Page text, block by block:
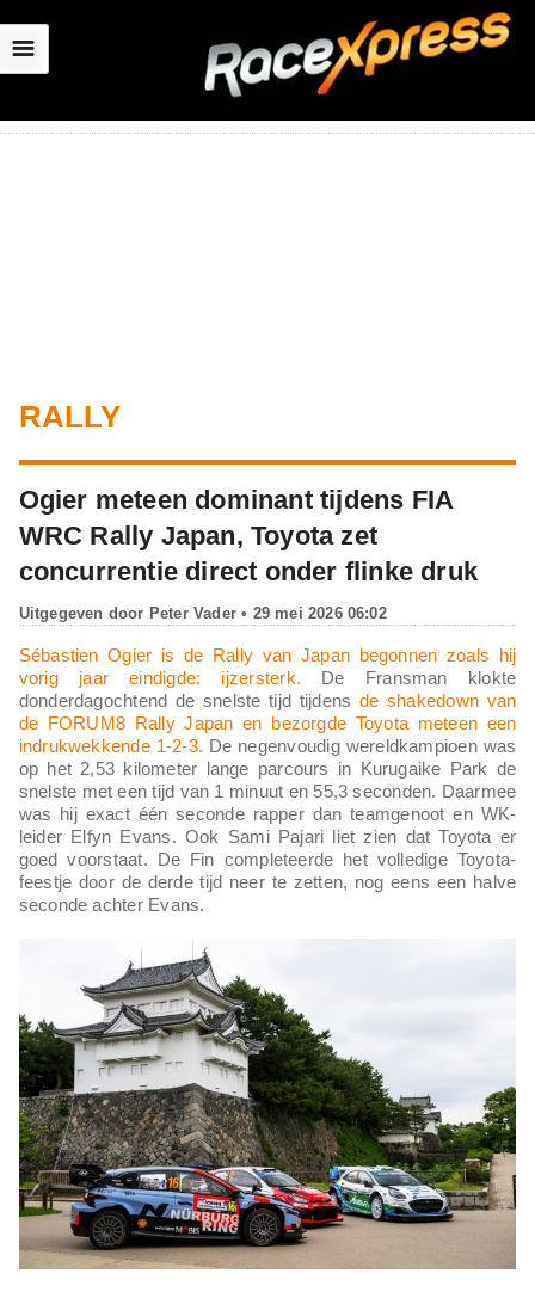
☰
RALLY
Ogier meteen dominant tijdens FIA
WRC Rally Japan, Toyota zet
concurrentie direct onder flinke druk
Uitgegeven door Peter Vader• 29 mei 2026 06:02
Sébastien Ogier is de Rally van Japan begonnen zoals hij
vorig jaar eindigde: ijzersterk. De Fransman klokte
donderdagochtend de snelste tijd tijdens de shakedown van
de FORUM8 Rally Japan en bezorgde Toyota meteen een
indrukwekkende 1-2-3. De negenvoudig wereldkampioen was
op het 2,53 kilometer lange parcours in Kurugaike Park de
snelste met een tijd van 1 minuut en 55,3 seconden. Daarmee
was hij exact één seconde rapper dan teamgenoot en WK-
leider Elfyn Evans. Ook Sami Pajari liet zien dat Toyota er
goed voorstaat. De Fin completeerde het volledige Toyota-
feestje door de derde tijd neer te zetten, nog eens een halve
seconde achter Evans.